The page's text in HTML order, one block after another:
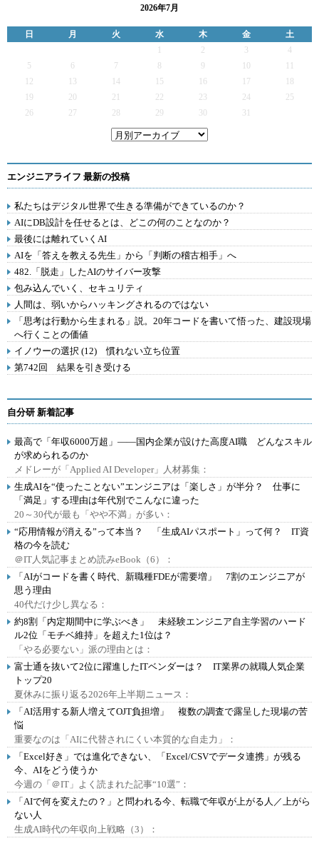
2026年7月
日 月 火 水 木 金
土
2 3
4
5
6 7 9
12
13 14 15 16 17
19
20 21 22 23 24
25
26
27 28 29 30 31
エンジニアライフ 最新の投稿
私たちはデジタル世界で生きる準備ができているのか？
AIにDB設計を任せるとは、どこの何のことなのか？
最後には離れていくAI
AIを「答えを教える先生」から「判断の稽古相手」へ
482.「脱走」したAIのサイバー攻撃
包み込んでいく、セキュリティ
人間は、弱いからハッキングされるのではない
「思考は行動から生まれる」説。20年コードを書いて悟った、建設現場
へ行くことの価値
イノウーの選択 (12) 慣れない立ち位置
第742回 結果を引き受ける
自分研 新着記事
最高で「年収6000万超」――国内企業が設けた高度AI職 どんなスキル
が求められるのか
メドレーが「Applied AI Developer」人材募集：
生成AIを“使ったことない”エンジニアは「楽しさ」が半分？ 仕事に
「満足」する理由は年代別でこんなに違った
20～30代が最も「やや不満」が多い：
“応用情報が消える”って本当？ 「生成AIパスポート」って何？ IT資
格の今を読む
＠IT人気記事まとめ読みeBook（6）：
「AIがコードを書く時代、新職種FDEが需要増」 7割のエンジニアが
思う理由
40代だけ少し異なる：
約8割「内定期間中に学ぶべき」 未経験エンジニア自主学習のハード
ル2位「モチベ維持」を超えた1位は？
「やる必要ない」派の理由とは：
富士通を抜いて2位に躍進したITベンダーは？ IT業界の就職人気企業
トップ20
夏休みに振り返る2026年上半期ニュース：
「AI活用する新人増えてOJT負担増」 複数の調査で露呈した現場の苦
悩
重要なのは「AIに代替されにくい本質的な自走力」：
「Excel好き」では進化できない、「Excel/CSVでデータ連携」が残る
今、AIをどう使うか
今週の「＠IT」よく読まれた記事“10選”：
「AIで何を変えたの？」と問われる今、転職で年収が上がる人／上がら
ない人
生成AI時代の年収向上戦略（3）：